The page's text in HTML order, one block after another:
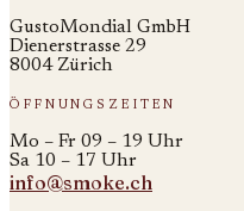
GustoMondial GmbH
Dienerstrasse 29
8004 Zürich
öffnungszeiten
Mo – Fr 09 – 19 Uhr
Sa 10 – 17 Uhr
info@smoke.ch